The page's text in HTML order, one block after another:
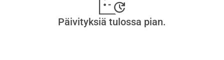
Päivityksiä tulossa pian.